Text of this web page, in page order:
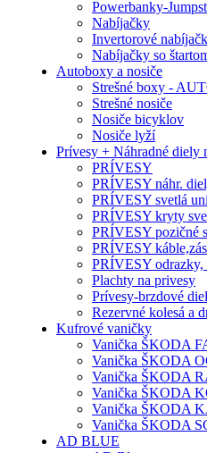
Powerbanky-
Nabíjačky
Invertorové
Nabíjačky so
Autoboxy a nosiče
Strešné boxy -
Strešné nosiče
Nosiče bicyklov
Nosiče lyží
Prívesy + Náhradné diely
PRÍVESY
PRÍVESY náhr.
PRÍVESY svetlá
PRÍVESY kryty
PRÍVESY pozičné
PRÍVESY
PRÍVESY odrazky,
Plachty na privesy
Prívesy-brzdové
Rezervné kolesá a
Kufrové vaničky
Vanička ŠKODA
Vanička ŠKODA
Vanička ŠKODA
Vanička ŠKODA
Vanička ŠKODA
Vanička ŠKODA
AD BLUE